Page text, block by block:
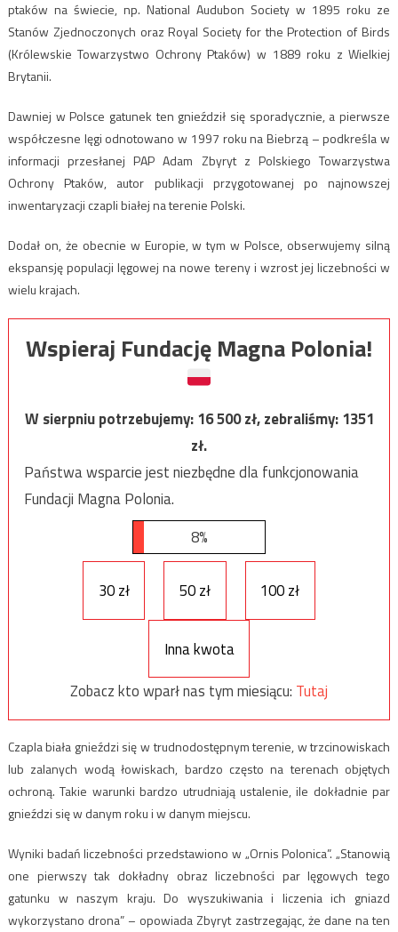
ptaków na świecie, np. National Audubon Society w 1895 roku ze
Stanów Zjednoczonych oraz Royal Society for the Protection of Birds
(Królewskie Towarzystwo Ochrony Ptaków) w 1889 roku z Wielkiej
Brytanii.
Dawniej w Polsce gatunek ten gnieździł się sporadycznie, a pierwsze
współczesne lęgi odnotowano w 1997 roku na Biebrzą – podkreśla w
informacji przesłanej PAP Adam Zbyryt z Polskiego Towarzystwa
Ochrony Ptaków, autor publikacji przygotowanej po najnowszej
inwentaryzacji czapli białej na terenie Polski.
Dodał on, że obecnie w Europie, w tym w Polsce, obserwujemy silną
ekspansję populacji lęgowej na nowe tereny i wzrost jej liczebności w
wielu krajach.
Wspieraj Fundację Magna Polonia!
W sierpniu potrzebujemy:16 500zł, zebraliśmy:1351
zł.
Państwa wsparcie jest niezbędne dla funkcjonowania
Fundacji Magna Polonia.
8%
30 zł 50 zł 100 zł
Inna kwota
Zobacz kto wparł nas tym miesiącu: Tutaj
Czapla biała gnieździ się w trudnodostępnym terenie, w trzcinowiskach
lub zalanych wodą łowiskach, bardzo często na terenach objętych
ochroną. Takie warunki bardzo utrudniają ustalenie, ile dokładnie par
gnieździ się w danym roku i w danym miejscu.
Wyniki badań liczebności przedstawiono w „Ornis Polonica”. „Stanowią
one pierwszy tak dokładny obraz liczebności par lęgowych tego
gatunku w naszym kraju. Do wyszukiwania i liczenia ich gniazd
wykorzystano drona” – opowiada Zbyryt zastrzegając, że dane na ten